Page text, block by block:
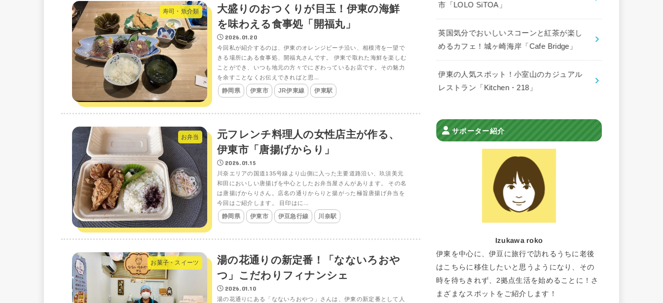
寿司・魚介類
大盛りのおつくりが目玉！伊東の海鮮
を味わえる食事処「開福丸」
2026.01.20
今回私が紹介するのは、伊東のオレンジビーチ沿い、相模湾を一望で
きる場所にある食事処、開福丸さんです。 伊東で取れた海鮮を楽しむ
ことができ、いつも地元の方々でにぎわっているお店です。その魅力
を余すことなくお伝えできればと思...
静岡県 伊東市 JR伊東線 伊東駅
お弁当
元フレンチ料理人の女性店主が作る、
伊東市「唐揚げからり」
2026.01.15
川奈エリアの国道135号線より山側に入った主要道路沿い、玖須美元
和田においしい唐揚げを中心としたお弁当屋さんがあります。 その名
は唐揚げからりさん。店名の通りからりと揚がった極旨唐揚げ弁当を
今回はご紹介します。 目印はに...
静岡県 伊東市 伊豆急行線 川奈駅
お菓子・スイーツ
湯の花通りの新定番！「なないろおや
つ」こだわりフィナンシェ
2026.01.10
湯の花通りにある「なないろおやつ」さんは、伊東の新定番として人
市「LOLO SiTOA」
英国気分でおいしいスコーンと紅茶が楽し
めるカフェ！城ヶ崎海岸「Cafe Bridge」
伊東の人気スポット！小室山のカジュアル
レストラン「Kitchen・218」
サポーター紹介
Izukawa roko
伊東を中心に、伊豆に旅行で訪れるうちに老後
はこちらに移住したいと思うようになり、その
時を待ちきれず、2拠点生活を始めることに！さ
まざまなスポットをご紹介します！